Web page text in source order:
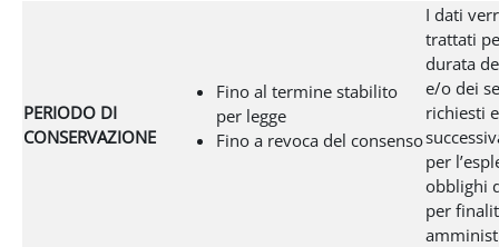
PERIODO DI
CONSERVAZIONE
Fino al termine stabilito
per legge
Fino a revoca del consenso
I dati
trattati
durata
e/o dei
richiesti
per
obblighi
per